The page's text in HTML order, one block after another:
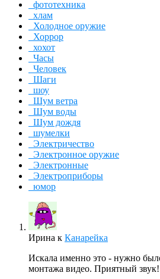
фототехника
хлам
Холодное оружие
Хоррор
хохот
Часы
Человек
Шаги
шоу
Шум ветра
Шум воды
Шум дождя
шумелки
Электричество
Электронное оружие
Электронные
Электроприборы
юмор
Ирина к Канарейка
Искала именно это - нужно
монтажа видео. Приятный звук!